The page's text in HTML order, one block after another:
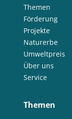
Themen
Förderung
Projekte
Naturerbe
Umweltpreis
Über uns
Service
Themen